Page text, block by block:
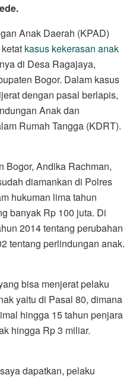
Anak Daerah (KPAD)
kasus kekerasan anak
di Desa Ragajaya,
Bogor. Dalam kasus
dengan pasal berlapis,
Anak dan
Rumah Tangga (KDRT).
Bogor, Andika Rachman,
diamankan di Polres
hukuman lima tahun
banyak Rp 100 juta. Di
2014 tentang perubahan
tentang perlindungan anak.
bisa menjerat pelaku
yaitu di Pasal 80, dimana
hingga 15 tahun penjara
hingga Rp 3 miliar.
dapatkan, pelaku